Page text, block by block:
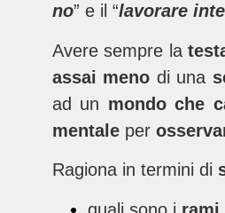
no” e il “lavorare
Avere sempre la
assai meno di una
ad un mondo che
mentale per
Ragiona in termini di
quali sono i rami